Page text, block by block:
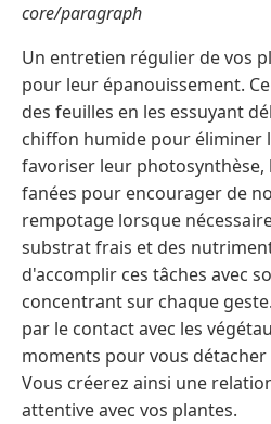
core/paragraph
Un entretien régulier de vos
pour leur épanouissement.
des feuilles en les essuyant
chiffon humide pour éliminer
favoriser leur
fanées pour encourager de
rempotage lorsque
substrat frais et des
d'accomplir ces tâches avec
concentrant sur chaque
par le contact avec les
moments pour vous
Vous créerez ainsi une
attentive avec vos plantes.